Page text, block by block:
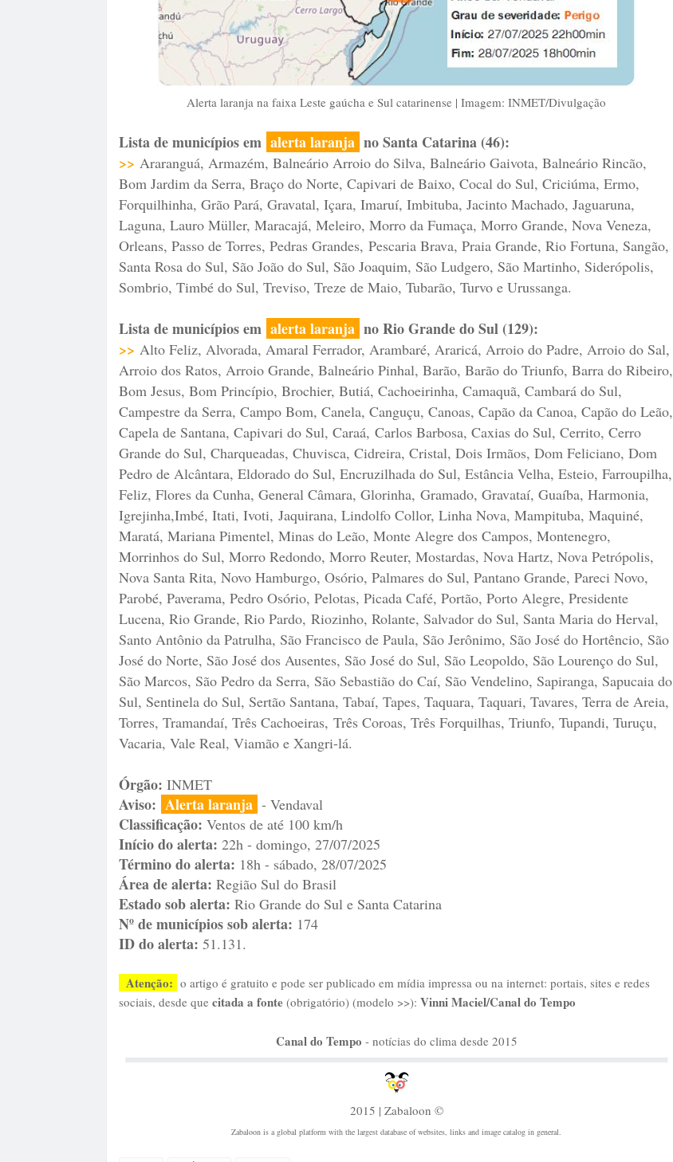
Alerta laranja na faixa Leste gaúcha e Sul catarinense | Imagem: INMET/Divulgação
Lista de municípios em alerta laranja no Santa Catarina (46):
>> Araranguá, Armazém, Balneário Arroio do Silva, Balneário Gaivota, Balneário Rincão,
Bom Jardim da Serra, Braço do Norte, Capivari de Baixo, Cocal do Sul, Criciúma, Ermo,
Forquilhinha, Grão Pará, Gravatal, Içara, Imaruí, Imbituba, Jacinto Machado, Jaguaruna,
Laguna, Lauro Müller, Maracajá, Meleiro, Morro da Fumaça, Morro Grande, Nova Veneza,
Orleans, Passo de Torres, Pedras Grandes, Pescaria Brava, Praia Grande, Rio Fortuna, Sangão,
Santa Rosa do Sul, São João do Sul, São Joaquim, São Ludgero, São Martinho, Siderópolis,
Sombrio, Timbé do Sul, Treviso, Treze de Maio, Tubarão, Turvo e Urussanga.
Lista de municípios em alerta laranja no Rio Grande do Sul (129):
>> Alto Feliz, Alvorada, Amaral Ferrador, Arambaré, Araricá, Arroio do Padre, Arroio do Sal,
Arroio dos Ratos, Arroio Grande, Balneário Pinhal, Barão, Barão do Triunfo, Barra do Ribeiro,
Bom Jesus, Bom Princípio, Brochier, Butiá, Cachoeirinha, Camaquã, Cambará do Sul,
Campestre da Serra, Campo Bom, Canela, Canguçu, Canoas, Capão da Canoa, Capão do Leão,
Capela de Santana, Capivari do Sul, Caraá, Carlos Barbosa, Caxias do Sul, Cerrito, Cerro
Grande do Sul, Charqueadas, Chuvisca, Cidreira, Cristal, Dois Irmãos, Dom Feliciano, Dom
Pedro de Alcântara, Eldorado do Sul, Encruzilhada do Sul, Estância Velha, Esteio, Farroupilha,
Feliz, Flores da Cunha, General Câmara, Glorinha, Gramado, Gravataí, Guaíba, Harmonia,
Igrejinha,Imbé, Itati, Ivoti, Jaquirana, Lindolfo Collor, Linha Nova, Mampituba, Maquiné,
Maratá, Mariana Pimentel, Minas do Leão, Monte Alegre dos Campos, Montenegro,
Morrinhos do Sul, Morro Redondo, Morro Reuter, Mostardas, Nova Hartz, Nova Petrópolis,
Nova Santa Rita, Novo Hamburgo, Osório, Palmares do Sul, Pantano Grande, Pareci Novo,
Parobé, Paverama, Pedro Osório, Pelotas, Picada Café, Portão, Porto Alegre, Presidente
Lucena, Rio Grande, Rio Pardo, Riozinho, Rolante, Salvador do Sul, Santa Maria do Herval,
Santo Antônio da Patrulha, São Francisco de Paula, São Jerônimo, São José do Hortêncio, São
José do Norte, São José dos Ausentes, São José do Sul, São Leopoldo, São Lourenço do Sul,
São Marcos, São Pedro da Serra, São Sebastião do Caí, São Vendelino, Sapiranga, Sapucaia do
Sul, Sentinela do Sul, Sertão Santana, Tabaí, Tapes, Taquara, Taquari, Tavares, Terra de Areia,
Torres, Tramandaí, Três Cachoeiras, Três Coroas, Três Forquilhas, Triunfo, Tupandi, Turuçu,
Vacaria, Vale Real, Viamão e Xangri-lá.
Órgão: INMET
Aviso: Alerta laranja - Vendaval
Classificação: Ventos de até 100 km/h
Início do alerta: 22h - domingo, 27/07/2025
Término do alerta: 18h - sábado, 28/07/2025
Área de alerta: Região Sul do Brasil
Estado sob alerta: Rio Grande do Sul e Santa Catarina
Nº de municípios sob alerta: 174
ID do alerta: 51.131.
Atenção: o artigo é gratuito e pode ser publicado em mídia impressa ou na internet: portais, sites e redes
sociais, desde que citada a fonte (obrigatório) (modelo >>): Vinni Maciel/Canal do Tempo
Canal do Tempo - notícias do clima desde 2015
2015 | Zabaloon ©
Zabaloon is a global platform with the largest database of websites, links and image catalog in general.